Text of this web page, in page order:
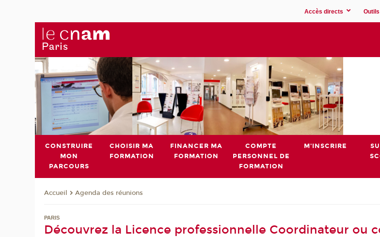
Accès directs
CONSTRUIRE
MON
PARCOURS
CHOISIR MA
FORMATION
FINANCER MA
FORMATION
COMPTE
PERSONNEL DE
FORMATION
M'INSCRIRE
Accueil Agenda des réunions
PARIS
Découvrez la Licence professionnelle Coordinateur ou